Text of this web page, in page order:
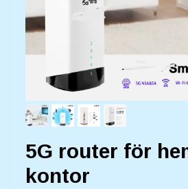
5G router för
kontor